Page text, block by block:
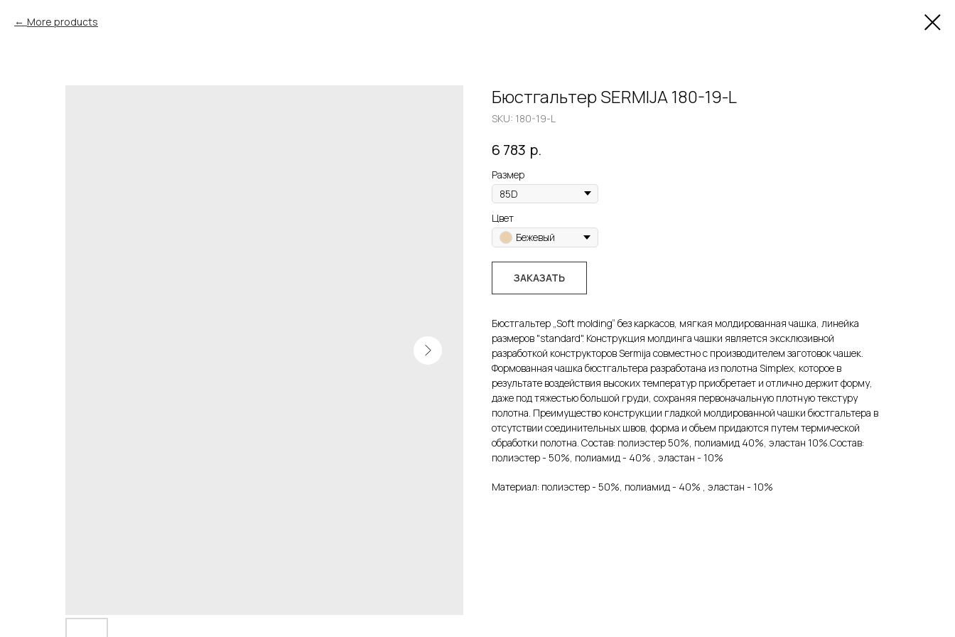
More products
Бюстгальтер SERMIJA 180-19-L
SKU: 180-19-L
6 783 р.
Размер
Цвет
Бежевый
ЗАКАЗАТЬ
Бюстгальтер „Soft molding“ без каркасов, мягкая молдированная чашка, линейка
размеров "standard". Конструкция молдинга чашки является эксклюзивной
разработкой конструкторов Sermija совместно с производителем заготовок чашек.
Формованная чашка бюстгальтера разработана из полотна Simplex, которое в
результате воздействия высоких температур приобретает и отлично держит форму,
даже под тяжестью большой груди, сохраняя первоначальную плотную текстуру
полотна. Преимущество конструкции гладкой молдированной чашки бюстгальтера в
отсутствии соединительных швов, форма и объем придаются путем термической
обработки полотна. Состав: полиэстер 50%, полиамид 40%, эластан 10%.Состав:
полиэстер - 50%, полиамид - 40% , эластан - 10%
Материал: полиэстер - 50%, полиамид - 40% , эластан - 10%